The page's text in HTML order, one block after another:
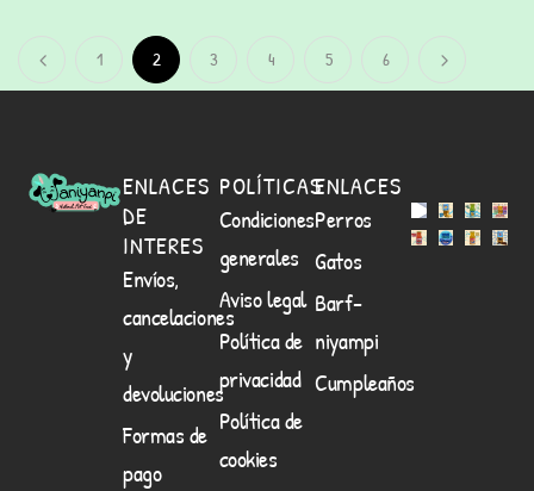
1 2 3 4 5 6
ENLACES
DE
INTERES
Envíos,
cancelaciones
y
devoluciones
Formas de
pago
POLÍTICAS
Condiciones
generales
Aviso legal
Política de
privacidad
Política de
cookies
ENLACES
Perros
Gatos
Barf-
niyampi
Cumpleaños